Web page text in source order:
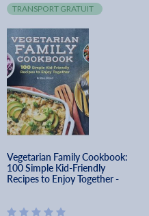
TRANSPORT GRATUIT
Vegetarian Family Cookbook:
100 Simple Kid-Friendly
Recipes to Enjoy Together -